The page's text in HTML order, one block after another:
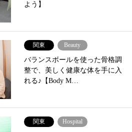
よう】
関東 Beauty
バランスボールを使った骨格調
整で、美しく健康な体を手に入
れる♪【Body M…
関東 Hospital